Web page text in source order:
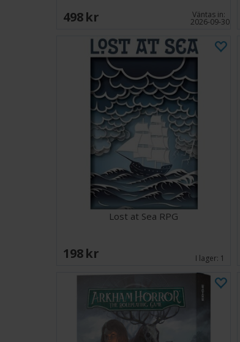
498 SEK Väntas in:
2026-09-30
Lost at Sea RPG
198 SEK I lager: 1